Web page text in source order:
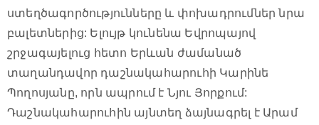
ստեղծագործությունները և փոխադրումներ նրա
բալետներից: Ելույթ կունենա Եվրոպայով
շրջագայելուց հետո Երևան ժամանած
տաղանդավոր դաշնակահարուհի Կարինե
Պողոսյանը, որն ապրում է Նյու Յորքում:
Դաշնակահարուհին այնտեղ ձայնագրել է Արամ